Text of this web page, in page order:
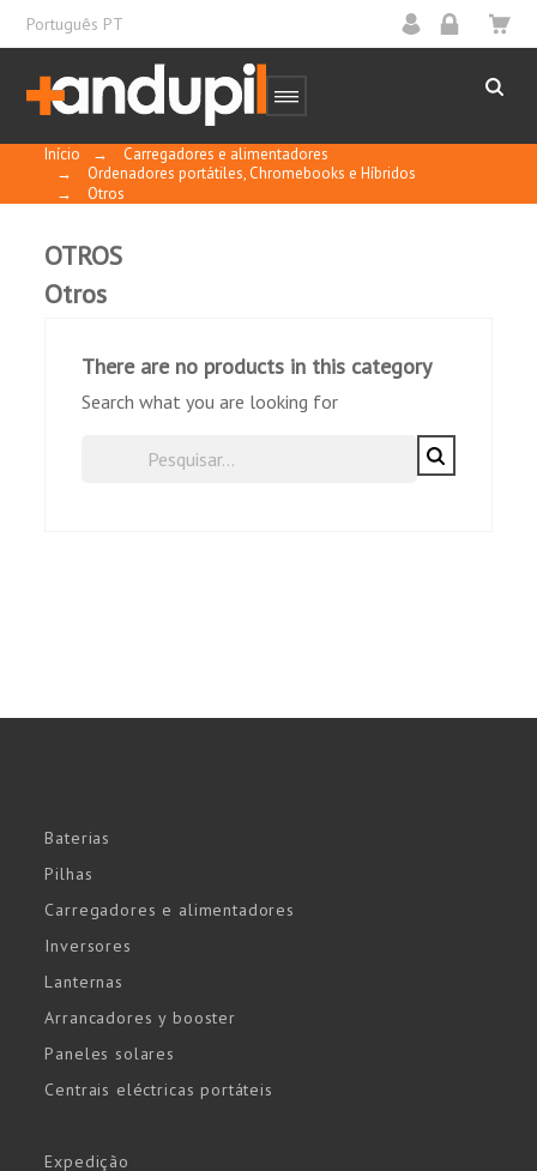
Português PT
Início →
Carregadores e alimentadores
→
Ordenadores portátiles, Chromebooks e Híbridos
→
Otros
OTROS
Otros
There are no products in this category
Search what you are looking for
Baterias
Pilhas
Carregadores e alimentadores
Inversores
Lanternas
Arrancadores y booster
Paneles solares
Centrais eléctricas portáteis
Expedição